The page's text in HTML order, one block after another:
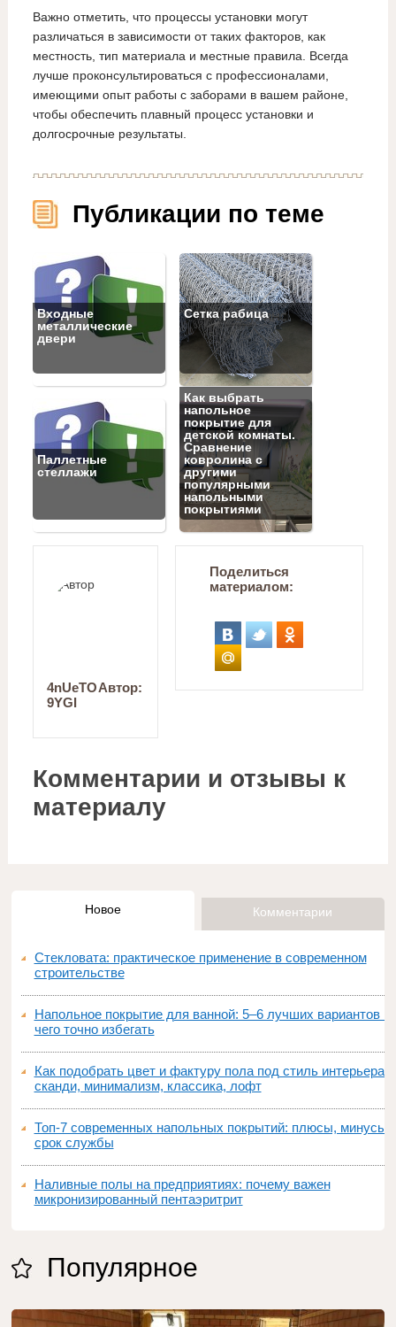
Важно отметить, что процессы установки могут
различаться в зависимости от таких факторов, как
местность, тип материала и местные правила. Всегда
лучше проконсультироваться с профессионалами,
имеющими опыт работы с заборами в вашем районе,
чтобы обеспечить плавный процесс установки и
долгосрочные результаты.
Публикации по теме
Входные
металлические
двери
Сетка рабица
Паллетные
стеллажи
Как выбрать
напольное
покрытие для
детской комнаты.
Сравнение
ковролина с
другими
популярными
напольными
покрытиями
Автор:
4nUeTO
9YGI
Поделиться
материалом:
Комментарии и отзывы к
материалу
Новое Комментарии
Стекловата: практическое применение в современном
строительстве
Напольное покрытие для ванной: 5–6 лучших вариантов и
чего точно избегать
Как подобрать цвет и фактуру пола под стиль интерьера:
сканди, минимализм, классика, лофт
Топ‑7 современных напольных покрытий: плюсы, минусы,
срок службы
Наливные полы на предприятиях: почему важен
микронизированный пентаэритрит
Популярное